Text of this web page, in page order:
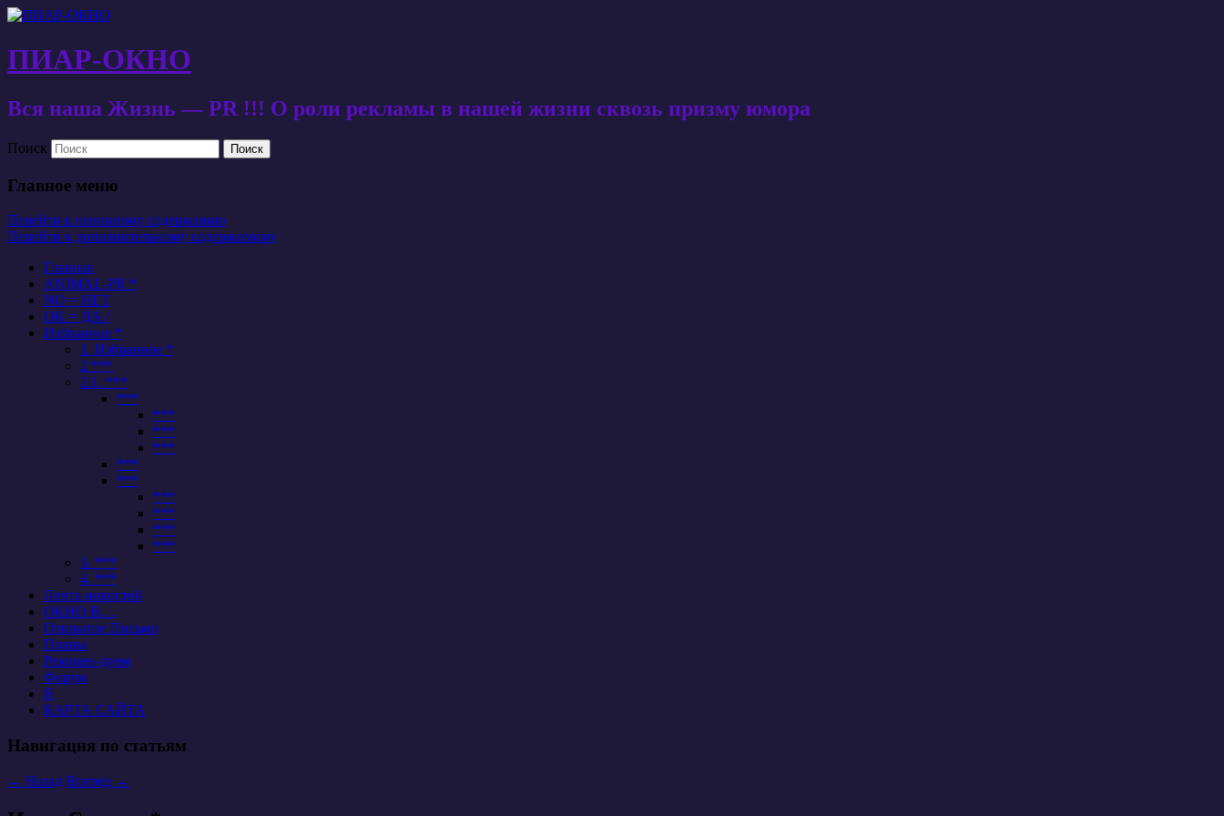
ПИАР-ОКНО
Вся наша Жизнь — PR !!! О роли рекламы в нашей жизни сквозь призму юмора
Поиск
Главное меню
Перейти к основному содержанию
Перейти к дополнительному содержимому
Главная
ANIMAL-PR *
NO = НЕТ
OK = ДА /
Избранное *
1. Избранное *
2 ***
2.1. ***
***
***
***
***
***
***
***
***
***
***
3. ***
4. ***
Лента новостей
ОКНО В…
Открытое Письмо
Планы
Рекомен-дуем
Форум
Я
КАРТА САЙТА
Навигация по статьям
← Назад Вперед →